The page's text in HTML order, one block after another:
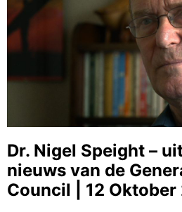
Dr. Nigel Speight –
nieuws van de
Council | 12 Oktober